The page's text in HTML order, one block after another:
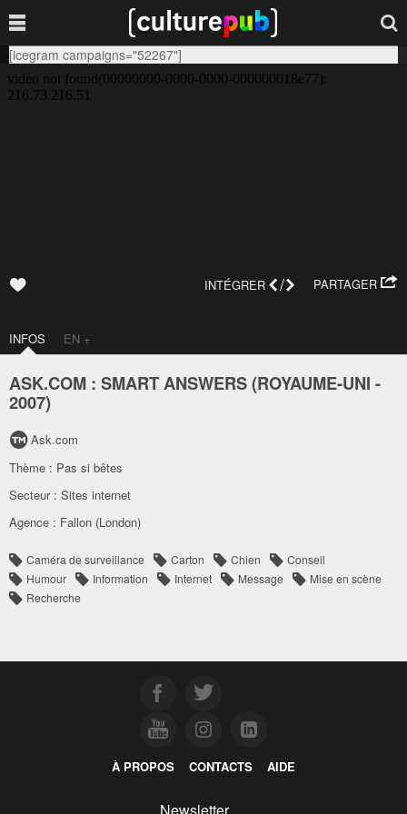
[icegram campaigns="52267"]
PARTAGER
INTÉGRER /
INFOS EN +
ASK.COM : SMART ANSWERS (ROYAUME-UNI -
2007)
Ask.com
Thème : Pas si bêtes
Secteur : Sites internet
Agence : Fallon (London)
Caméra de surveillance Carton Chien
Conseil
Humour
Information Internet Message
Mise en scène
Recherche
À PROPOS CONTACTS AIDE